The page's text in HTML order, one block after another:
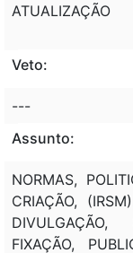
ATUALIZAÇÃO
Veto:
---
Assunto:
NORMAS,
CRIAÇÃO,
FIXAÇÃO,